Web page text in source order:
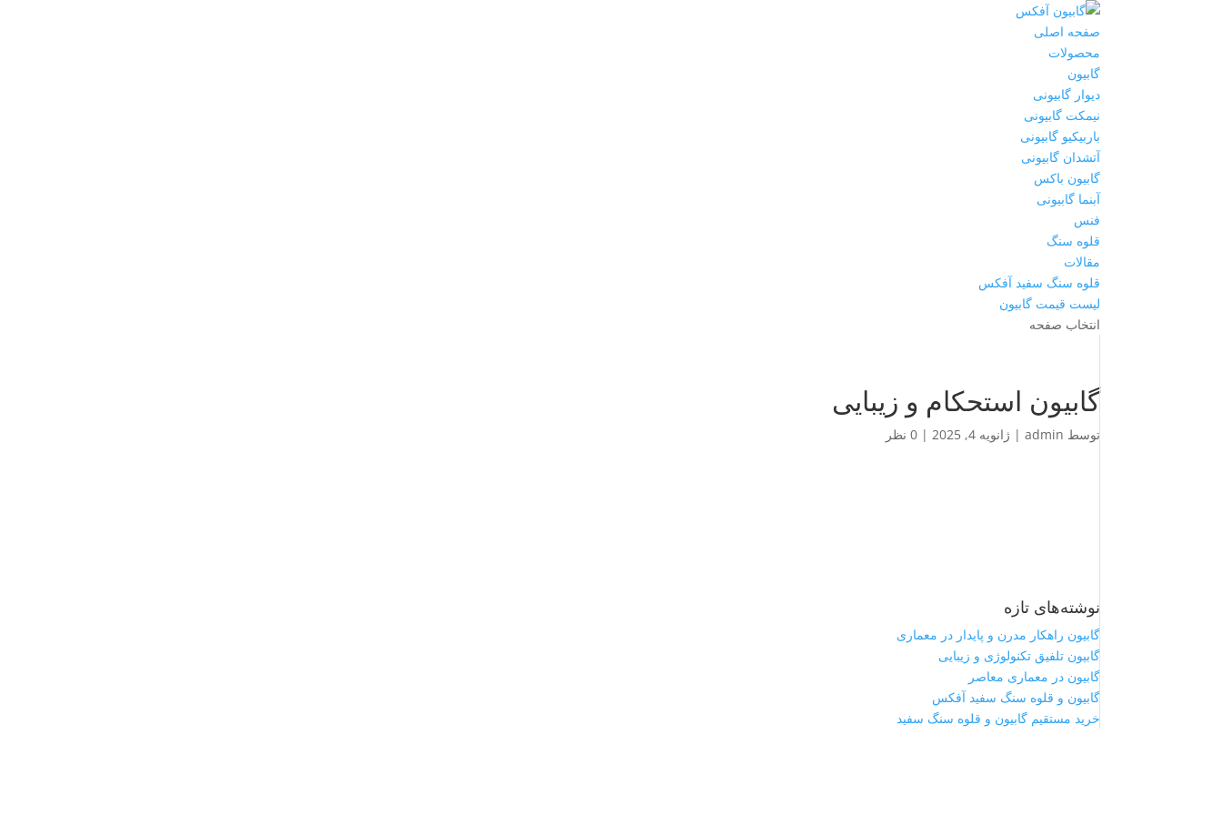
صفحه اصلی
محصولات
گابیون
دیوار گابیونی
نیمکت گابیونی
باربیکیو گابیونی
آتشدان گابیونی
گابیون باکس
آبنما گابیونی
فنس
قلوه سنگ
مقالات
قلوه سنگ سفید آفکس
لیست قیمت گابیون
انتخاب صفحه
گابیون استحکام و زیبایی
توسط admin
|ژانویه 4, 2025 |0 نظر
نوشته‌های تازه
گابیون راهکار مدرن و پایدار در معماری
گابیون تلفیق تکنولوژی و زیبایی
گابیون در معماری معاصر
گابیون و قلوه سنگ سفید آفکس
خرید مستقیم گابیون و قلوه سنگ سفید